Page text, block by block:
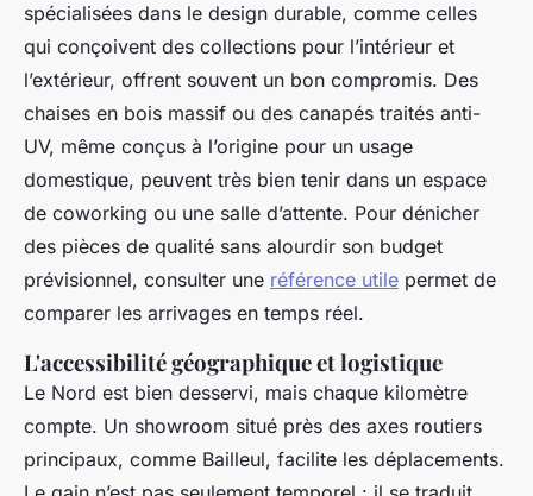
spécialisées dans le design durable, comme celles
qui conçoivent des collections pour l’intérieur et
l’extérieur, offrent souvent un bon compromis. Des
chaises en bois massif ou des canapés traités anti-
UV, même conçus à l’origine pour un usage
domestique, peuvent très bien tenir dans un espace
de coworking ou une salle d’attente. Pour dénicher
des pièces de qualité sans alourdir son budget
prévisionnel, consulter une référence utile permet de
comparer les arrivages en temps réel.
L'accessibilité géographique et logistique
Le Nord est bien desservi, mais chaque kilomètre
compte. Un showroom situé près des axes routiers
principaux, comme Bailleul, facilite les déplacements.